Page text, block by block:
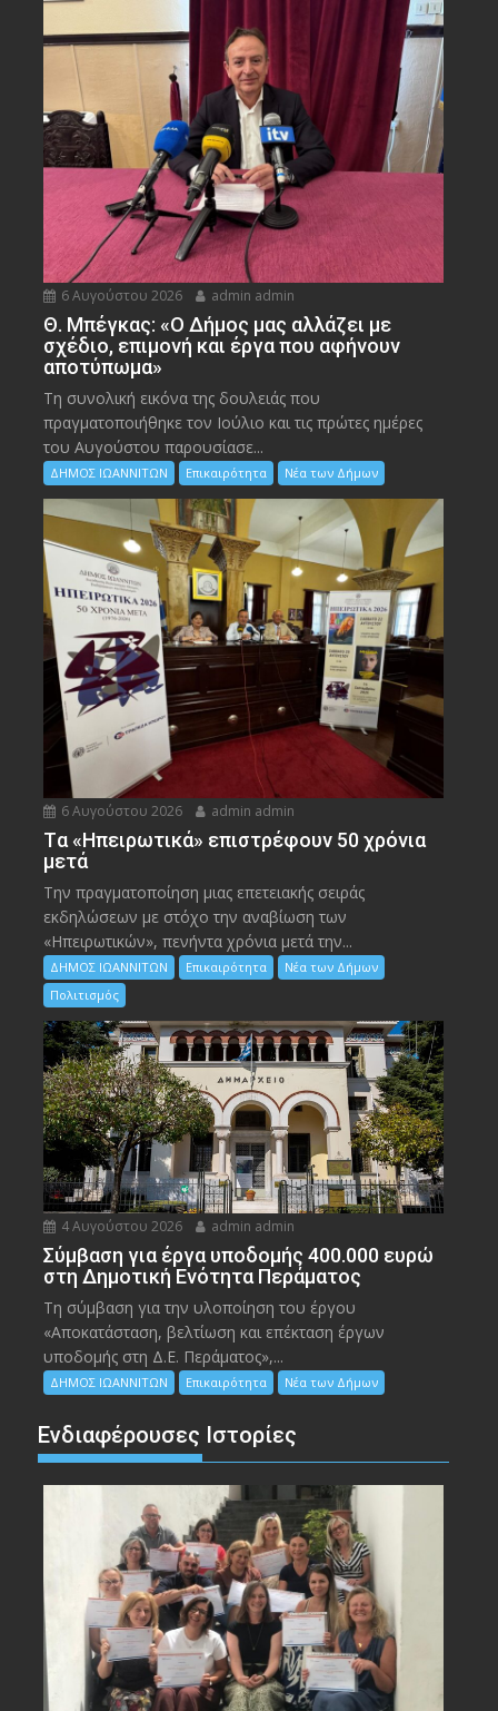
6 Αυγούστου 2026 admin admin
Θ. Μπέγκας: «Ο Δήμος μας αλλάζει με
σχέδιο, επιμονή και έργα που αφήνουν
αποτύπωμα»
Τη συνολική εικόνα της δουλειάς που
πραγματοποιήθηκε τον Ιούλιο και τις πρώτες ημέρες
του Αυγούστου παρουσίασε...
ΔΗΜΟΣ ΙΩΑΝΝΙΤΩΝ Επικαιρότητα Νέα των Δήμων
6 Αυγούστου 2026 admin admin
Tα «Ηπειρωτικά» επιστρέφουν 50 χρόνια
μετά
Την πραγματοποίηση μιας επετειακής σειράς
εκδηλώσεων με στόχο την αναβίωση των
«Ηπειρωτικών», πενήντα χρόνια μετά την...
ΔΗΜΟΣ ΙΩΑΝΝΙΤΩΝ Επικαιρότητα
Νέα των Δήμων
Πολιτισμός
4 Αυγούστου 2026 admin admin
Σύμβαση για έργα υποδομής 400.000 ευρώ
στη Δημοτική Ενότητα Περάματος
Τη σύμβαση για την υλοποίηση του έργου
«Αποκατάσταση, βελτίωση και επέκταση έργων
υποδομής στη Δ.Ε. Περάματος»,...
ΔΗΜΟΣ ΙΩΑΝΝΙΤΩΝ Επικαιρότητα Νέα των Δήμων
Ενδιαφέρουσες Ιστορίες